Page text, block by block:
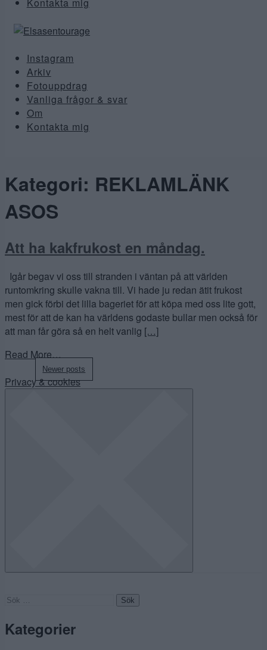
Kontakta mig
Instagram
Arkiv
Fotouppdrag
Vanliga frågor & svar
Om
Kontakta mig
Kategori: REKLAMLÄNK
ASOS
Att ha kakfrukost en måndag.
Igår begav vi oss till stranden i väntan på att världen
runtomkring skulle vakna till. Vi hade ju redan ätit frukost
men gick förbi det lilla bageriet för att köpa med oss lite gott,
mest för att de kan ha världens godaste bullar men också för
att man får göra så en helt vanlig […]
Read More…
Posts
navigation
Newer posts
Privacy & cookies
Sök
Kategorier